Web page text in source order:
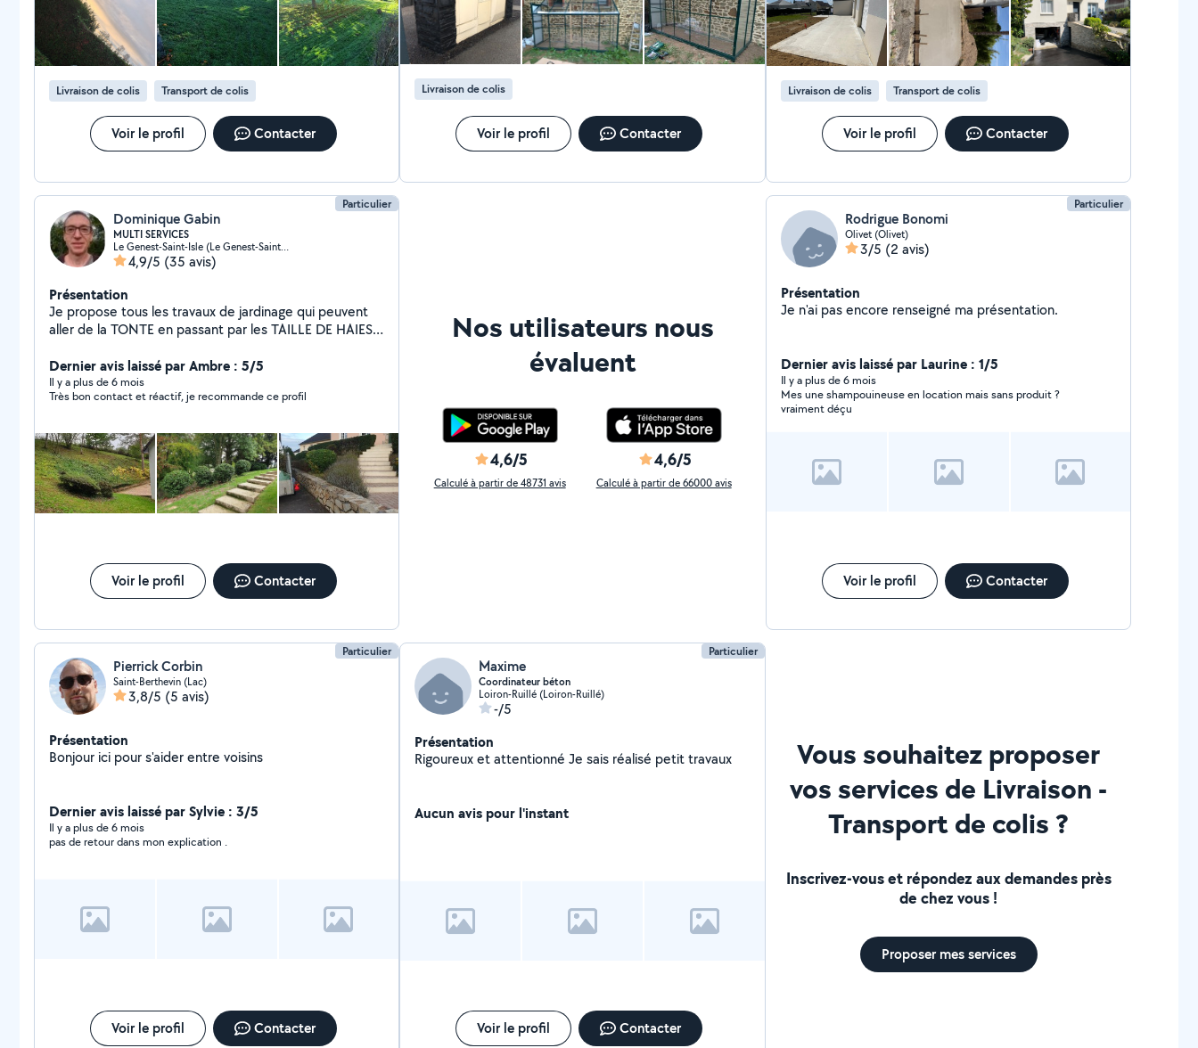
Livraison de colis Transport de colis
Voir le profil Contacter
Livraison de colis
Voir le profil Contacter
Livraison de colis Transport de colis
Voir le profil Contacter
Particulier
Dominique Gabin
MULTI SERVICES
Le Genest-Saint-Isle (Le Genest-Saint-Isle)
4,9/5 (35 avis)
Présentation
Je propose tous les travaux de jardinage qui peuvent
aller de la TONTE en passant par les TAILLE DE HAIES
bricolage (MONTAGE DE MEUBLE--POSE LUMINAIRE --
NETTOYAGE TERRASSE --BRICOLAGE --POSE
ROBINETTERIE-- POSE TRINGLE A RIDEAUX,
palette d'activités, je suis donc ouvert à toutes
propositions HABILITATION AVANCE IMMEDIATE
CREDIT D'IMPOT GRACE A L'AVANCE IMMEDIATE
VOUS REGLEZ LA MOITIE DE LA FACTURE .
Cordialement
Dernier avis laissé par Ambre : 5/5
Il y a plus de 6 mois
Très bon contact et réactif, je recommande ce profil
Voir le profil Contacter
Nos utilisateurs nous
évaluent
4,6/5
Calculé à partir de 48731 avis
4,6/5
Calculé à partir de 66000 avis
Particulier
Rodrigue Bonomi
Olivet (Olivet)
3/5 (2 avis)
Présentation
Je n'ai pas encore renseigné ma présentation.
Dernier avis laissé par Laurine : 1/5
Il y a plus de 6 mois
Mes une shampouineuse en location mais sans produit ?
vraiment déçu
Voir le profil Contacter
Particulier
Pierrick Corbin
Saint-Berthevin (Lac)
3,8/5 (5 avis)
Présentation
Bonjour ici pour s'aider entre voisins
Dernier avis laissé par Sylvie : 3/5
Il y a plus de 6 mois
pas de retour dans mon explication .
Voir le profil Contacter
Particulier
Maxime
Coordinateur béton
Loiron-Ruillé (Loiron-Ruillé)
-/5
Présentation
Rigoureux et attentionné Je sais réalisé petit travaux
Aucun avis pour l'instant
Voir le profil Contacter
Vous souhaitez proposer
vos services de Livraison -
Transport de colis ?
Inscrivez-vous et répondez aux demandes près
de chez vous !
Proposer mes services